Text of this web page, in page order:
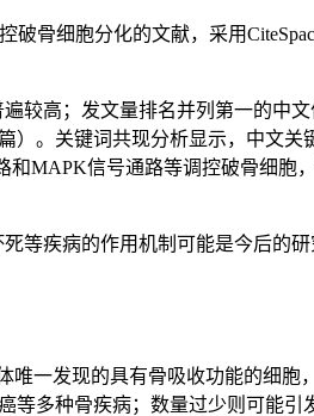
骨细胞分化的文献，采用
较高；发文量排名并列第一的中
。关键词共现分析显示，中文关
MAPK信号通路等调控破骨细胞
疾病的作用机制可能是今后的
一发现的具有骨吸收功能的细胞
多种骨疾病；数量过少则可能